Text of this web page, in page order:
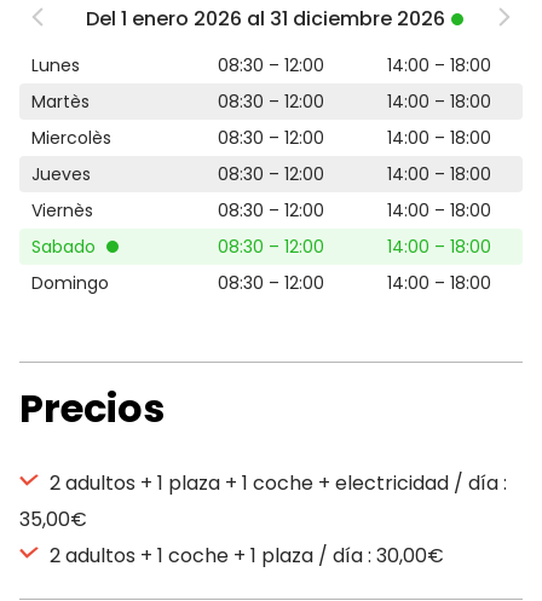
Del 1 enero 2026 al 31 diciembre 2026
Lunes 08:30 – 12:00
14:00 – 18:00
Martès
08:30 – 12:00
14:00 – 18:00
Miercolès
08:30 – 12:00
14:00 – 18:00
Jueves
08:30 – 12:00
14:00 – 18:00
Viernès
08:30 – 12:00
14:00 – 18:00
Sabado
08:30 – 12:00
14:00 – 18:00
Domingo
08:30 – 12:00 14:00 – 18:00
Precios
2 adultos + 1 plaza + 1 coche + electricidad / día :
35,00€
2 adultos + 1 coche + 1 plaza / día : 30,00€